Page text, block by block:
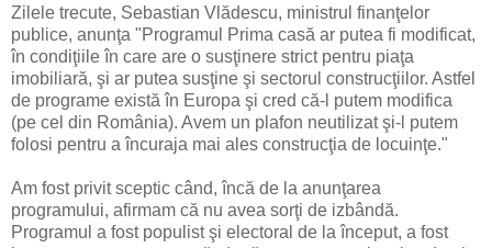
Zilele trecute, Sebastian Vlădescu, ministrul finanţelor
publice, anunţa "Programul Prima casă ar putea fi modificat,
în condiţiile în care are o susţinere strict pentru piaţa
imobiliară, şi ar putea susţine şi sectorul construcţiilor. Astfel
de programe există în Europa şi cred că-l putem modifica
(pe cel din România). Avem un plafon neutilizat şi-l putem
folosi pentru a încuraja mai ales construcţia de locuinţe."
Am fost privit sceptic când, încă de la anunţarea
programului, afirmam că nu avea sorţi de izbândă.
Programul a fost populist şi electoral de la început, a fost